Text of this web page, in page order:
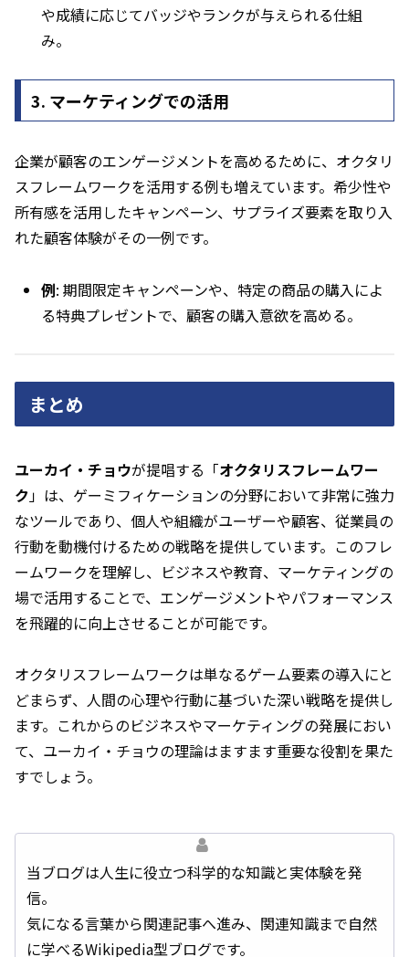
や成績に応じてバッジやランクが与えられる仕組
み。
3. マーケティングでの活用
企業が顧客のエンゲージメントを高めるために、オクタリ
スフレームワークを活用する例も増えています。希少性や
所有感を活用したキャンペーン、サプライズ要素を取り入
れた顧客体験がその一例です。
例: 期間限定キャンペーンや、特定の商品の購入によ
る特典プレゼントで、顧客の購入意欲を高める。
まとめ
ユーカイ・チョウが提唱する「オクタリスフレームワー
ク 」は、ゲーミフィケーションの分野において非常に強力
なツールであり、個人や組織がユーザーや顧客、従業員の
行動を動機付けるための戦略を提供しています。このフレ
ームワークを理解し、ビジネスや教育、マーケティングの
場で活用することで、エンゲージメントやパフォーマンス
を飛躍的に向上させることが可能です。
オクタリスフレームワークは単なるゲーム要素の導入にと
どまらず、人間の心理や行動に基づいた深い戦略を提供し
ます。これからのビジネスやマーケティングの発展におい
て、ユーカイ・チョウの理論はますます重要な役割を果た
すでしょう。
当ブログは人生に役立つ科学的な知識と実体験を発
信。
気になる言葉から関連記事へ進み、関連知識まで自然
に学べるWikipedia型ブログです。